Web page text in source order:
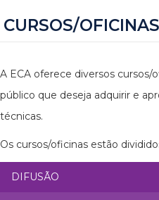
CURSOS/OFICINAS
A ECA oferece diversos
público que deseja adquirir e
técnicas.
Os cursos/oficinas estão
DIFUSÃO